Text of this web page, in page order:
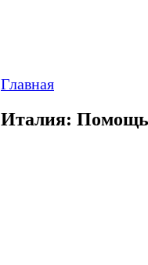
Главная
Италия: Помощь